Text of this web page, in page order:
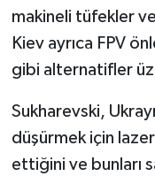
makineli tüfekler ve
Kiev ayrıca FPV
gibi alternatifler
Sukharevski,
düşürmek için lazer
ettiğini ve bunları